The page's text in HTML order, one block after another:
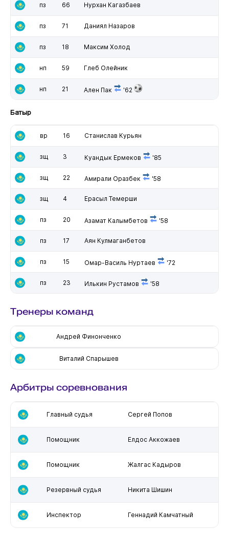
пз 66 Нурхан Кагазбаев
пз 71 Даниял Назаров
пз 18 Максим Холод
нп 59 Глеб Олейник
нп 21 Ален Пак '62
Батыр
вр 16 Станислав Курьян
зщ 3 Куандык Ермеков '85
зщ 22 Амирали Оразбек '58
зщ 4 Ерасыл Темерши
пз 20 Азамат Калымбетов '58
пз 17 Аян Кулмаганбетов
пз 15 Омар-Василь Нуртаев '72
пз 23 Илькин Рустамов '58
Тренеры команд
Андрей Финонченко
Виталий Спарышев
Арбитры соревнования
Главный судья Сергей Попов
Помощник Елдос Аккожаев
Помощник Жалгас Кадыров
Резервный судья Никита Шишин
Инспектор Геннадий Камчатный